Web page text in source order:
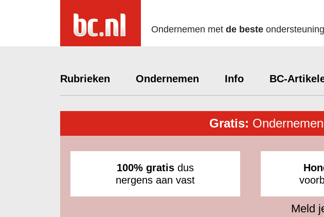
Ondernemen met de beste ondersteuning
Rubrieken Ondernemen Info BC-
Gratis:
100% gratis dus
nergens aan vast
Meld